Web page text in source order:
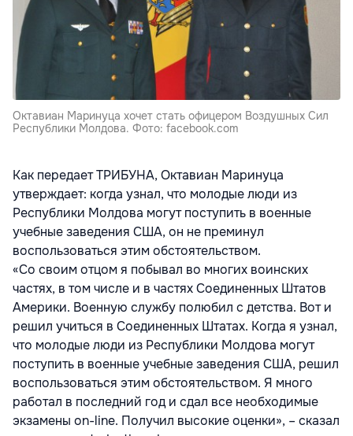
Октавиан Маринуца хочет стать офицером Воздушных Сил
Республики Молдова. Фото: facebook.com
Как передает ТРИБУНА, Октавиан Маринуца
утверждает: когда узнал, что молодые люди из
Республики Молдова могут поступить в военные
учебные заведения США, он не преминул
воспользоваться этим обстоятельством.
«Со своим отцом я побывал во многих воинских
частях, в том числе и в частях Соединенных Штатов
Америки. Военную службу полюбил с детства. Вот и
решил учиться в Соединенных Штатах. Когда я узнал,
что молодые люди из Республики Молдова могут
поступить в военные учебные заведения США, решил
воспользоваться этим обстоятельством. Я много
работал в последний год и сдал все необходимые
экзамены on-line. Получил высокие оценки», – сказал